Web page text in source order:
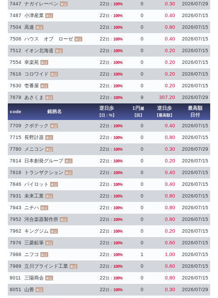
7447 ナガイレーベン 東証 22 日： 100% 0 0.30 2026/07/29
7487 小津産業 東証 22 日： 100% 0 0.40 2026/07/15
7504 高速 東証 22 日： 100% 0 0.80 2026/07/15
7506 ハウス オブ ローゼ 東証 22 日： 100% 0 0.40 2026/07/15
7512 イオン北海道 東証 22 日： 100% 0 0.20 2026/07/15
7554 幸楽苑 東証 22 日： 100% 0 0.20 2026/07/15
7616 コロワイド 東証 22 日： 100% 0 0.20 2026/07/15
7630 壱番屋 東証 22 日： 100% 0 0.20 2026/07/15
7678 あさくま 東証 22 日： 100% 9 307.20 2026/07/29
code 銘柄名
逆日歩
【日：%】
1円 越
【回】
逆日歩
【最高額】
最高額
日付
7709
クボテック 東証 22 日： 100% 0 0.40 2026/07/15
7715 長野計器 東証 22 日： 100% 0 0.80 2026/07/15
7780 メニコン 東証 22 日： 100% 0 0.30 2026/07/29
7814 日本創発グループ 東証 22 日： 100% 0 0.20 2026/07/15
7818 トランザクション 東証 22 日： 100% 0 0.40 2026/07/15
7846 パイロット 東証 22 日： 100% 0 0.40 2026/07/15
7931 未来工業 東証 22 日： 100% 0 0.80 2026/07/15
7943 ニチハ 東証 22 日： 100% 0 0.80 2026/07/15
7952 河合楽器製作所 東証 22 日： 100% 0 0.80 2026/07/15
7962 キングジム 東証 22 日： 100% 0 0.20 2026/07/15
7976 三菱鉛筆 東証 22 日： 100% 0 0.60 2026/07/15
7988 ニフコ 東証 22 日： 100% 1 1.00 2026/07/15
7989 立川ブラインド工業 東証 22 日： 100% 0 0.60 2026/07/15
8011 三陽商会 東証 22 日： 100% 0 0.80 2026/07/15
8051 山善 東証 22 日： 100% 0 0.30 2026/07/29